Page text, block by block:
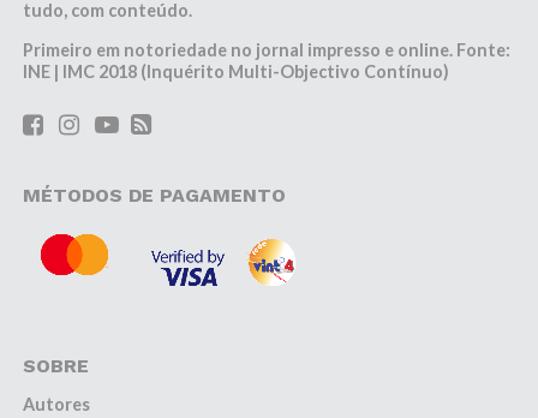
tudo, com conteúdo.
Primeiro em notoriedade no jornal impresso e online. Fonte:
INE | IMC 2018 (Inquérito Multi-Objectivo Contínuo)
MÉTODOS DE PAGAMENTO
SOBRE
Autores